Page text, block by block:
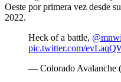
Oeste por primera vez desde
2022.
Heck of a battle,
pic.twitter.com/
— Colorado Avalanche